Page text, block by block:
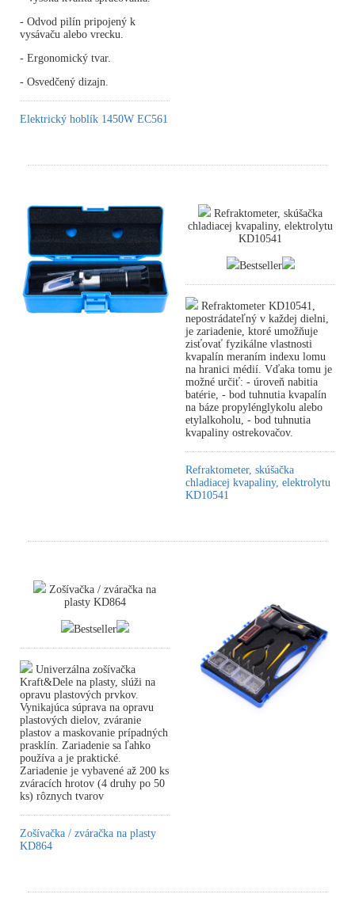
- Odvod pilín pripojený k
vysávaču alebo vrecku.
- Ergonomický tvar.
- Osvedčený dizajn.
Elektrický hoblík 1450W EC561
Refraktometer, skúšačka
chladiacej kvapaliny, elektrolytu
KD10541
Bestseller
Refraktometer KD10541,
nepostrádateľný v každej dielni,
je zariadenie, ktoré umožňuje
zisťovať fyzikálne vlastnosti
kvapalín meraním indexu lomu
na hranici médií. Vďaka tomu je
možné určiť: - úroveň nabitia
batérie, - bod tuhnutia kvapalín
na báze propylénglykolu alebo
etylalkoholu, - bod tuhnutia
kvapaliny ostrekovačov.
Refraktometer, skúšačka
chladiacej kvapaliny, elektrolytu
KD10541
Zošívačka / zváračka na
plasty KD864
Bestseller
Univerzálna zošívačka
Kraft&Dele na plasty, slúži na
opravu plastových prvkov.
Vynikajúca súprava na opravu
plastových dielov, zváranie
plastov a maskovanie prípadných
prasklín. Zariadenie sa ľahko
používa a je praktické.
Zariadenie je vybavené až 200 ks
zváracích hrotov (4 druhy po 50
ks) rôznych tvarov
Zošívačka / zváračka na plasty
KD864